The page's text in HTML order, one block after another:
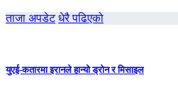
ताजा अपडेट धेरै पढिएको
युएई-कतारमा इरानले हान्यो ड्रोन र मिसाइल